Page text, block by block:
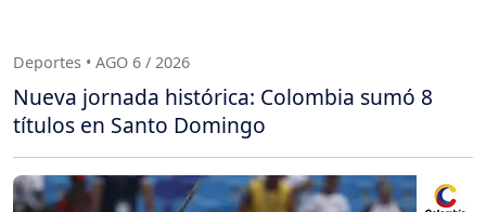
Deportes • AGO 6 / 2026
Nueva jornada histórica: Colombia sumó 8
títulos en Santo Domingo